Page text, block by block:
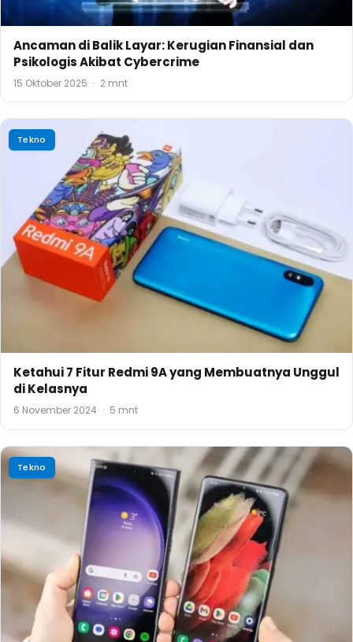
Ancaman di Balik Layar: Kerugian Finansial dan
Psikologis Akibat Cybercrime
15 Oktober 2025 · 2 mnt
Tekno
Ketahui 7 Fitur Redmi 9A yang Membuatnya Unggul
di Kelasnya
6 November 2024 · 5 mnt
Tekno